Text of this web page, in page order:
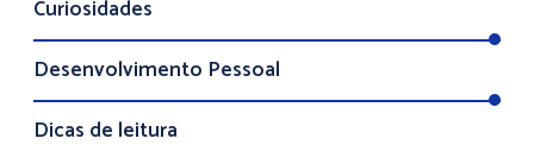
Curiosidades
Desenvolvimento Pessoal
Dicas de leitura